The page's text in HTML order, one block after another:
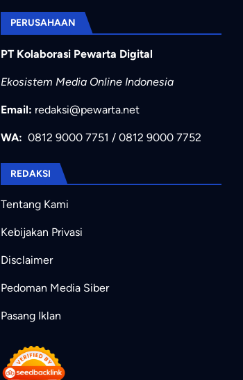
PERUSAHAAN
PT Kolaborasi Pewarta Digital
Ekosistem Media Online Indonesia
Email: redaksi@pewarta.net
WA: 0812 9000 7751 / 0812 9000 7752
REDAKSI
Tentang Kami
Kebijakan Privasi
Disclaimer
Pedoman Media Siber
Pasang Iklan